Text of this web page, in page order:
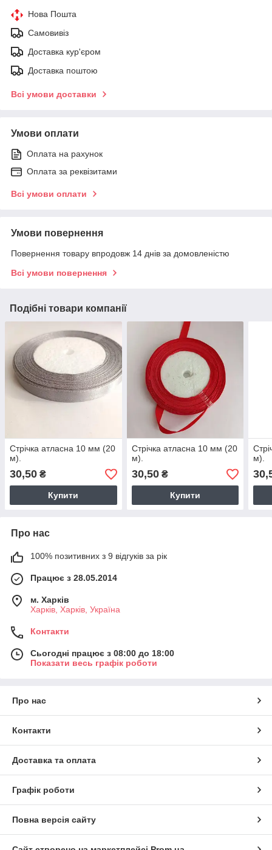
Нова Пошта
Самовивіз
Доставка кур'єром
Доставка поштою
Всі умови доставки
Умови оплати
Оплата на рахунок
Оплата за реквізитами
Всі умови оплати
Умови повернення
Повернення товару впродовж 14 днів за домовленістю
Всі умови повернення
Подібні товари компанії
Стрічка атласна 10 мм (20
м).
30,50 ₴
Купити
Стрічка атласна 10 мм (20
м).
30,50₴
Купити
м).
Про нас
100% позитивних з 9 відгуків за рік
Працює з 28.05.2014
м. Харків
Харків, Харків, Україна
Контакти
Сьогодні працює з 08:00 до 18:00
Показати весь графік роботи
Про нас
Контакти
Доставка та оплата
Графік роботи
Повна версія сайту